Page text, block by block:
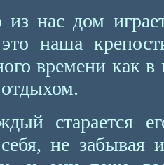
из нас дом
наша
времени как в
старается
не забывая